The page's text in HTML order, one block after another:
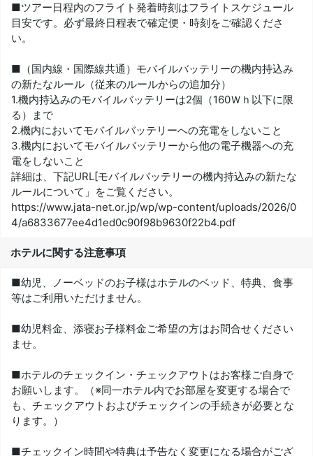
■ツアー日程内のフライト発着時刻はフライトスケジュール
目安です。必ず最終日程表で確定便・時刻をご確認くださ
い。
■（国内線・国際線共通）モバイルバッテリーの機内持込み
の新たなルール（従来のルールからの追加分）
1.機内持込みのモバイルバッテリーは2個（160Ｗｈ以下に限
る）まで
2.機内においてモバイルバッテリーへの充電をしないこと
3.機内においてモバイルバッテリーから他の電子機器への充
電をしないこと
詳細は、下記URL[モバイルバッテリーの機内持込みの新たな
ルールについて」をご覧ください。
https://www.jata-net.or.jp/wp/wp-content/uploads/2026/0
4/a6833677ee4d1ed0c90f98b9630f22b4.pdf
ホテルに関する注意事項
■幼児、ノーベッドのお子様はホテルのベッド、特典、食事
等はご利用いただけません。
■幼児料金、添寝お子様料金ご希望の方はお問合せください
ませ。
■ホテルのチェックイン・チェックアウトはお客様ご自身で
お願いします。（※同一ホテル内でお部屋を変更する場合で
も、チェックアウトおよびチェックインの手続きが必要とな
ります。）
■チェックイン時間や特典は予告なく変更になる場合がござ